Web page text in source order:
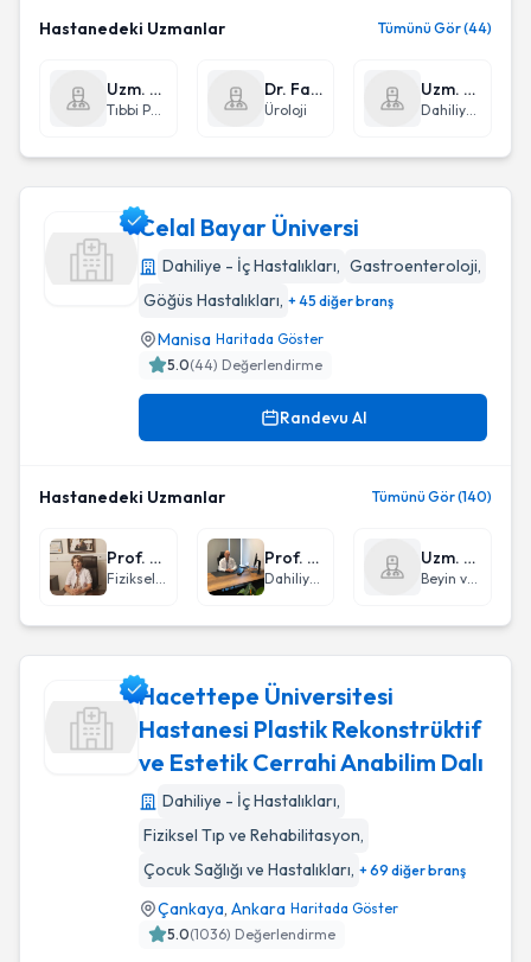
Hastanedeki Uzmanlar Tümünü Gör (44)
Uzm. Dr. Sevgi Bozova
Tıbbi Patoloji
Dr. Fatih Hadimioğlu
Üroloji
Uzm. Dr. Seval Ay Altunbaş
Dahiliye - İç Hastalıkları
Celal Bayar Üniversi
Dahiliye - İç Hastalıkları, Gastroenteroloji,
Göğüs Hastalıkları, + 45 diğer branş
Manisa Haritada Göster
5.0(44) Değerlendirme
Randevu Al
Hastanedeki Uzmanlar Tümünü Gör (140)
Prof. Dr. Canan Tıkız
Fiziksel Tıp ve Rehabilitasyon
Prof. Dr. Elmas Kasap
Dahiliye - İç Hastalıkları
Uzm. Dr. Mesut Mete
Beyin ve Sinir Cerrahisi
Hacettepe Üniversitesi Hastanesi Plastik Rekonstrüktif ve
Hacettepe Üniversitesi
Hastanesi Plastik Rekonstrüktif
ve Estetik Cerrahi Anabilim Dalı
Dahiliye - İç Hastalıkları,
Fiziksel Tıp ve Rehabilitasyon,
Çocuk Sağlığı ve Hastalıkları, + 69 diğer branş
Çankaya, Ankara Haritada Göster
5.0(1036) Değerlendirme